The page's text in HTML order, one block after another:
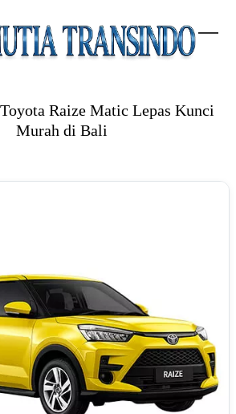
menu
menu
Raize Matic Lepas Kunci
Murah di Bali